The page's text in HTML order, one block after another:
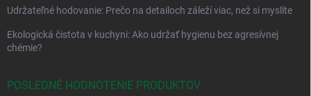
Udržateľné hodovanie: Prečo na detailoch záleží viac, než si myslíte
Ekologická čistota v kuchyni: Ako udržať hygienu bez agresívnej
chémie?
POSLEDNÉ HODNOTENIE PRODUKTOV